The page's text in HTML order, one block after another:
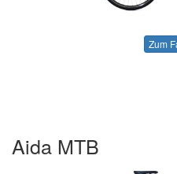
Zum
Aida MTB